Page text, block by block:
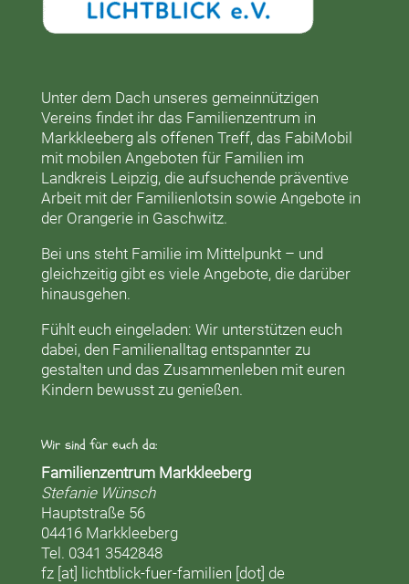
Unter dem Dach unseres gemeinnützigen
Vereins findet ihr das Familienzentrum in
Markkleebergals offenen Treff, das FabiMobil
mit mobilen Angeboten für Familien im
Landkreis Leipzig, die aufsuchende präventive
Arbeit mit der Familienlotsin sowie Angebote in
der Orangeriein Gaschwitz.
Bei uns steht Familie im Mittelpunkt – und
gleichzeitig gibt es viele Angebote, die darüber
hinausgehen.
Fühlt euch eingeladen: Wir unterstützen euch
dabei, den Familienalltag entspannter zu
gestalten und das Zusammenleben mit euren
Kindern bewusst zu genießen.
Wir sind für euch da:
Familienzentrum Markkleeberg
Stefanie Wünsch
Hauptstraße 56
04416 Markkleeberg
Tel. 0341 3542848
fz [at] lichtblick-fuer-familien [dot] de